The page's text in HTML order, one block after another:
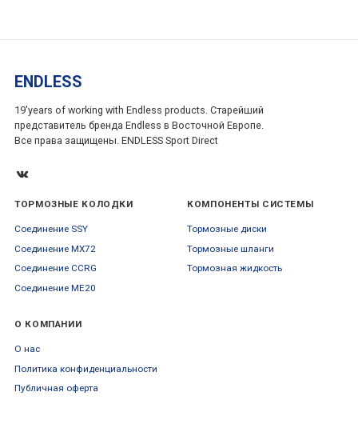
ENDLESS
19'years of working with Endless products. Старейший
представитель бренда Endless в Восточной Европе.
Все права защищены. ENDLESS Sport Direct
ТОРМОЗНЫЕ КОЛОДКИ
Соединение SSY
Соединение MX72
Соединение CCRG
Соединение ME20
КОМПОНЕНТЫ СИСТЕМЫ
Тормозные диски
Тормозные шланги
Тормозная жидкость
О КОМПАНИИ
О нас
Политика конфиденциальности
Публичная оферта